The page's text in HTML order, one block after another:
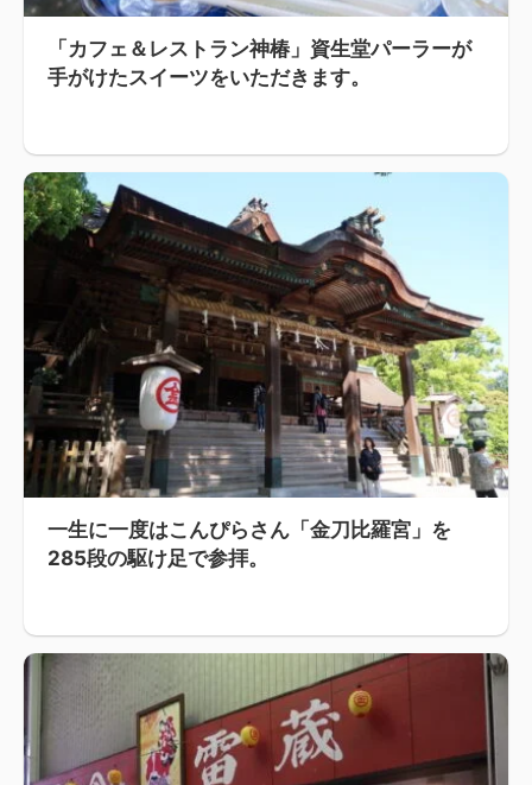
「カフェ＆レストラン神椿」資生堂パーラーが
手がけたスイーツをいただきます。
一生に一度はこんぴらさん「金刀比羅宮」を
285段の駆け足で参拝。